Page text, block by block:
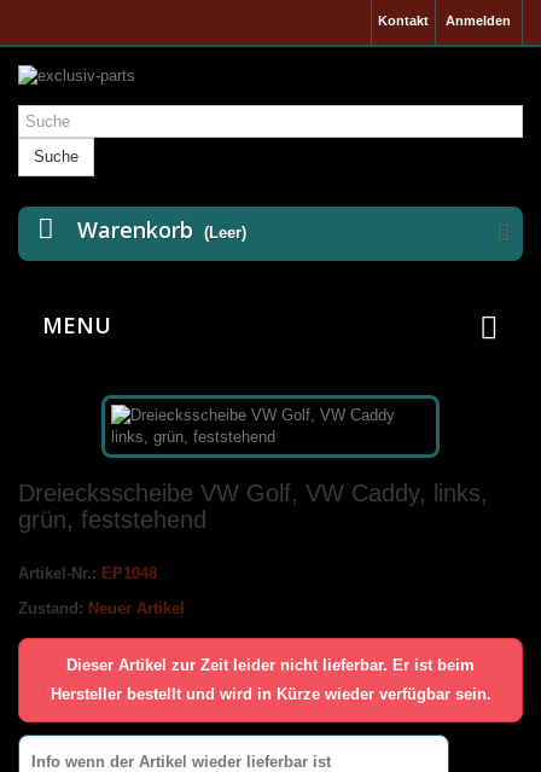
Anmelden
Kontakt
Suche
Warenkorb (Leer)
MENU
Dreiecksscheibe VW Golf, VW Caddy, links,
grün, feststehend
Artikel-Nr.: EP1048
Zustand: Neuer Artikel
Dieser Artikel zur Zeit leider nicht lieferbar. Er ist beim
Hersteller bestellt und wird in Kürze wieder verfügbar sein.
Info wenn der Artikel wieder lieferbar ist